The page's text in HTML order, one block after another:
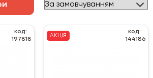
код:
197818
АКЦІЯ
код:
144186